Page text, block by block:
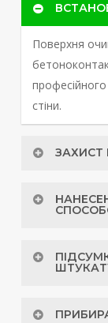
Поверхня
стіни.
ЗАХИСТ
забруднення
Штукатурна
під потреби